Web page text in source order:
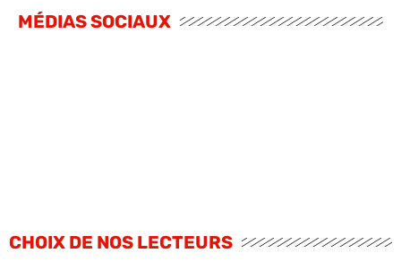
MÉDIAS SOCIAUX
CHOIX DE NOS LECTEURS